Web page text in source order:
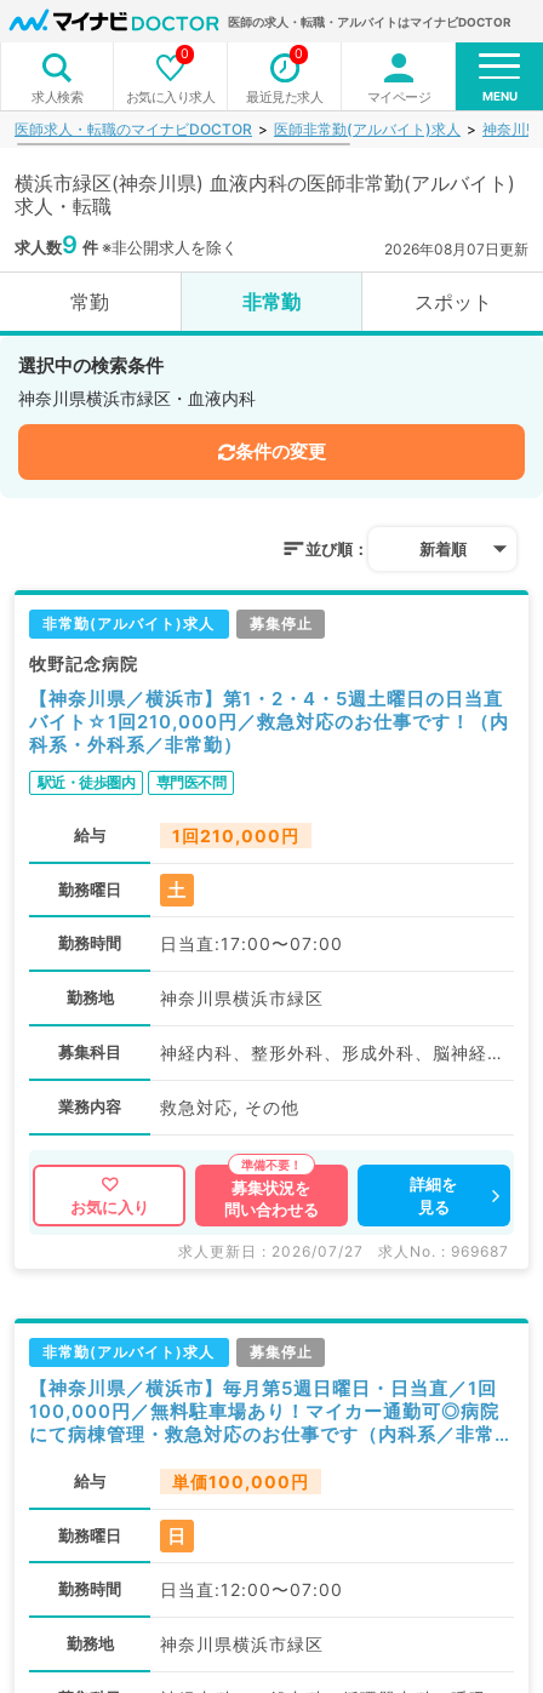
医師の求人・転職・アルバイトはマイナビDOCTOR
求人検索 お気に入り求人
0
最近見た求人
0
マイページ MENU
医師求人・転職のマイナビDOCTOR 医師非常勤(アルバイト)求人 神奈川県
横浜市緑区(神奈川県) 血液内科の医師非常勤(アルバイト)
求人・転職
求人数9 件※非公開求人を除く 2026年08月07日更新
常勤 非常勤 スポット
選択中の検索条件
神奈川県横浜市緑区・血液内科
条件の変更
並び順： 新着順
非常勤(アルバイト)求人 募集停止
牧野記念病院
【神奈川県／横浜市】第1・2・4・5週土曜日の日当直
バイト☆1回210,000円／救急対応のお仕事です！（内
科系・外科系／非常勤）
駅近・徒歩圏内 専門医不問
給与 1回210,000円
勤務曜日 土
勤務時間 日当直:17:00〜07:00
勤務地 神奈川県横浜市緑区
募集科目 神経内科、整形外科、形成外科、脳神経外科、呼吸器外科、心臓血管外科、泌尿器科、一般内科、循環器内科、呼吸器内科、消化器内科、内分泌・代謝内科、腎臓内科、老年内科、血液内科、外科系全般、一般外科、消化器外科、乳腺外科、膠原病科、大腸・肛門外科
業務内容 救急対応, その他
お気に入り
募集状況を
問い合わせる
詳細を
見る
求人更新日 : 2026/07/27 求人No. : 969687
非常勤(アルバイト)求人 募集停止
【神奈川県／横浜市】毎月第5週日曜日・日当直／1回
100,000円／無料駐車場あり！マイカー通勤可◎病院
にて病棟管理・救急対応のお仕事です（内科系／非常
給与 単価100,000円
勤務曜日 日
勤務時間 日当直:12:00〜07:00
勤務地 神奈川県横浜市緑区